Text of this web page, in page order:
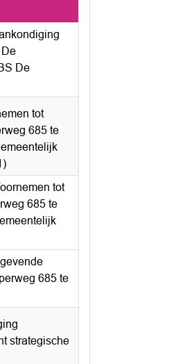
De
tot
685 te
tot
685 te
685 te
strategische